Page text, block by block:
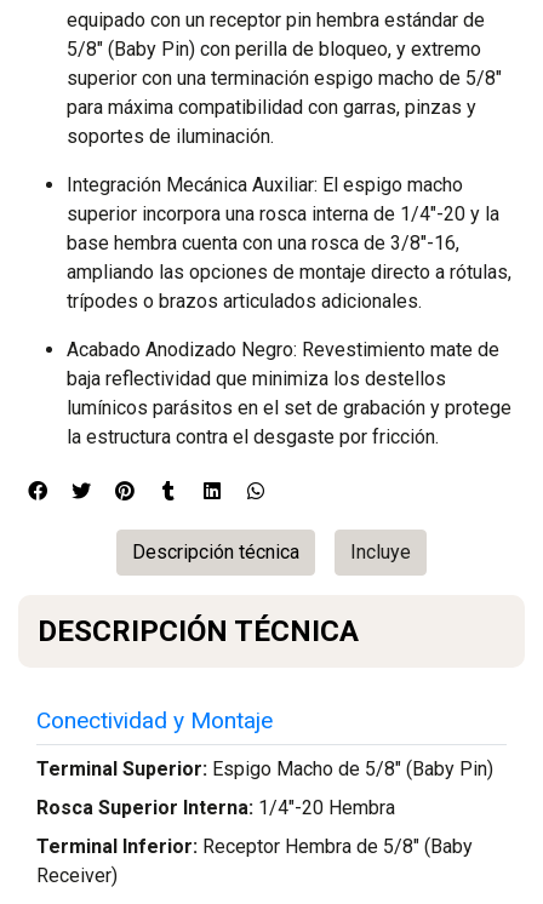
equipado con un receptor pin hembra estándar de
5/8" (Baby Pin) con perilla de bloqueo, y extremo
superior con una terminación espigo macho de 5/8"
para máxima compatibilidad con garras, pinzas y
soportes de iluminación.
Integración Mecánica Auxiliar: El espigo macho
superior incorpora una rosca interna de 1/4"-20 y la
base hembra cuenta con una rosca de 3/8"-16,
ampliando las opciones de montaje directo a rótulas,
trípodes o brazos articulados adicionales.
Acabado Anodizado Negro: Revestimiento mate de
baja reflectividad que minimiza los destellos
lumínicos parásitos en el set de grabación y protege
la estructura contra el desgaste por fricción.
DESCRIPCIÓN TÉCNICA
Conectividad y Montaje
Terminal Superior: Espigo Macho de 5/8" (Baby Pin)
Rosca Superior Interna: 1/4"-20 Hembra
Terminal Inferior: Receptor Hembra de 5/8" (Baby
Receiver)
Descripción técnica Incluye